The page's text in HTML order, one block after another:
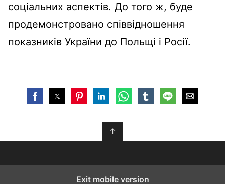
соціальних аспектів. До того ж, буде
продемонстровано співвідношення
показників України до Польщі і Росії.
↑
Exit mobile version